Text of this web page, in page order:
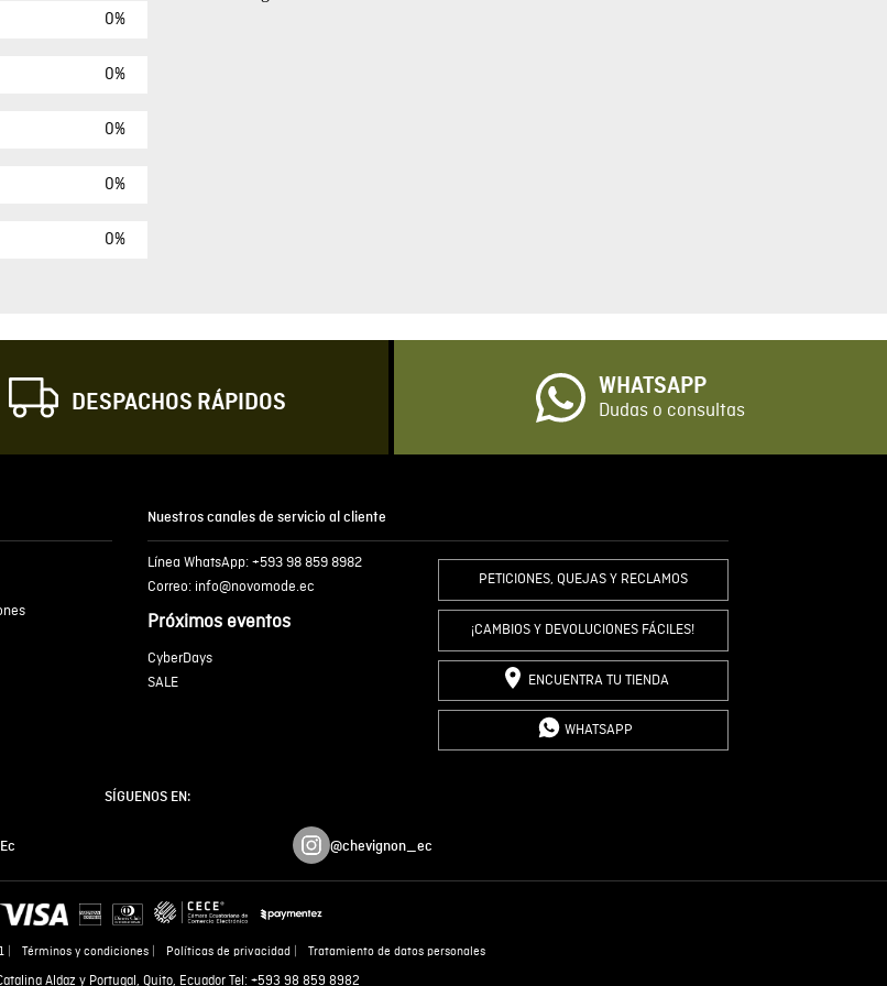
0%
0%
0%
0%
0%
Escribir comentario
ENVIAR COMENTARIO
DESPACHOS RÁPIDOS
WHATSAPP
Dudas o consultas
Nuestros canales de servicio al cliente
Línea WhatsApp: +593 98 859 8982
Correo: info@novomode.ec
Próximos eventos
CyberDays
SALE
PETICIONES, QUEJAS Y RECLAMOS
¡CAMBIOS Y DEVOLUCIONES FÁCILES!
ENCUENTRA TU TIENDA
WHATSAPP
SÍGUENOS EN:
@chevignon_ec
Términos y condiciones Políticas de privacidad Tratamiento de datos personales
Aldaz y Portugal, Quito, Ecuador Tel: +593 98 859 8982